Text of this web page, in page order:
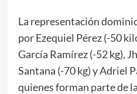
La representación
por Ezequiel Pérez (-50
García Ramírez (-52 kg),
Santana (-70 kg) y Adriel
quienes forman parte de